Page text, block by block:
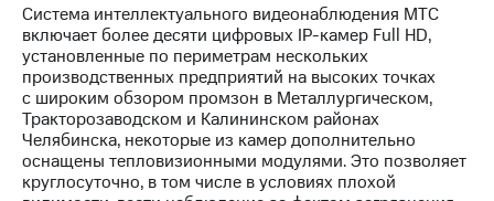
Финансовая
отчетность
Контакты
Новости
в
регионе
Система интеллектуального видеонаблюдения МТС
включает более десяти цифровых IP-камер Full HD,
установленные по периметрам нескольких
производственных предприятий на высоких точках
с широким обзором промзон в Металлургическом,
Тракторозаводском и Калининском районах
Челябинска, некоторые из камер дополнительно
оснащены тепловизионными модулями. Это позволяет
круглосуточно, в том числе в условиях плохой